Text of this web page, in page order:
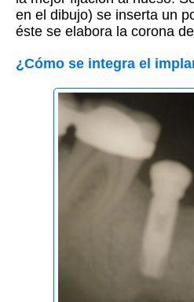
en el dibujo) se inserta un
éste se elabora la corona
¿Cómo se integra el